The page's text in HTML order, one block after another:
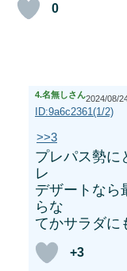
0
4.名無しさん2024/08/
ID:9a6c2361(1/2)
>>3
プレパス勢に
レ
デザートなら
らな
てかサラダに
+3